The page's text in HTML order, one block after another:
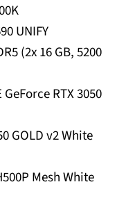
UNIFY
(2x 16 GB, 5200
GeForce RTX 3050
GOLD v2 White
Mesh White